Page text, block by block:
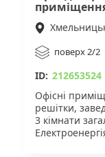
поверх 2/2
ID: 212653524
Офісні
решітки,
3 кімнати